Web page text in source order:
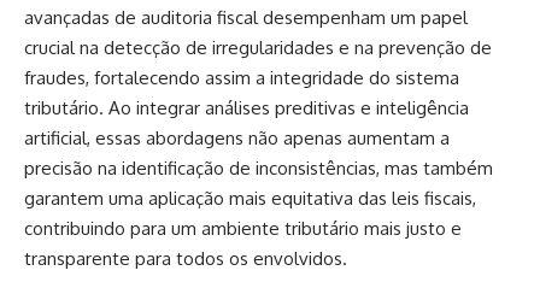
avançadas de auditoria fiscal desempenham um papel
crucial na detecção de irregularidades e na prevenção de
fraudes, fortalecendo assim a integridade do sistema
tributário. Ao integrar análises preditivas e inteligência
artificial, essas abordagens não apenas aumentam a
precisão na identificação de inconsistências, mas também
garantem uma aplicação mais equitativa das leis fiscais,
contribuindo para um ambiente tributário mais justo e
transparente para todos os envolvidos.